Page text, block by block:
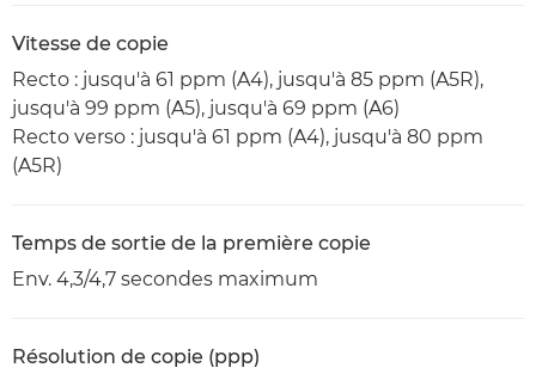
Vitesse de copie
Recto : jusqu'à 61 ppm (A4), jusqu'à 85 ppm (A5R),
jusqu'à 99 ppm (A5), jusqu'à 69 ppm (A6)
Recto verso : jusqu'à 61 ppm (A4), jusqu'à 80 ppm
(A5R)
Temps de sortie de la première copie
Env. 4,3/4,7 secondes maximum
Résolution de copie (ppp)